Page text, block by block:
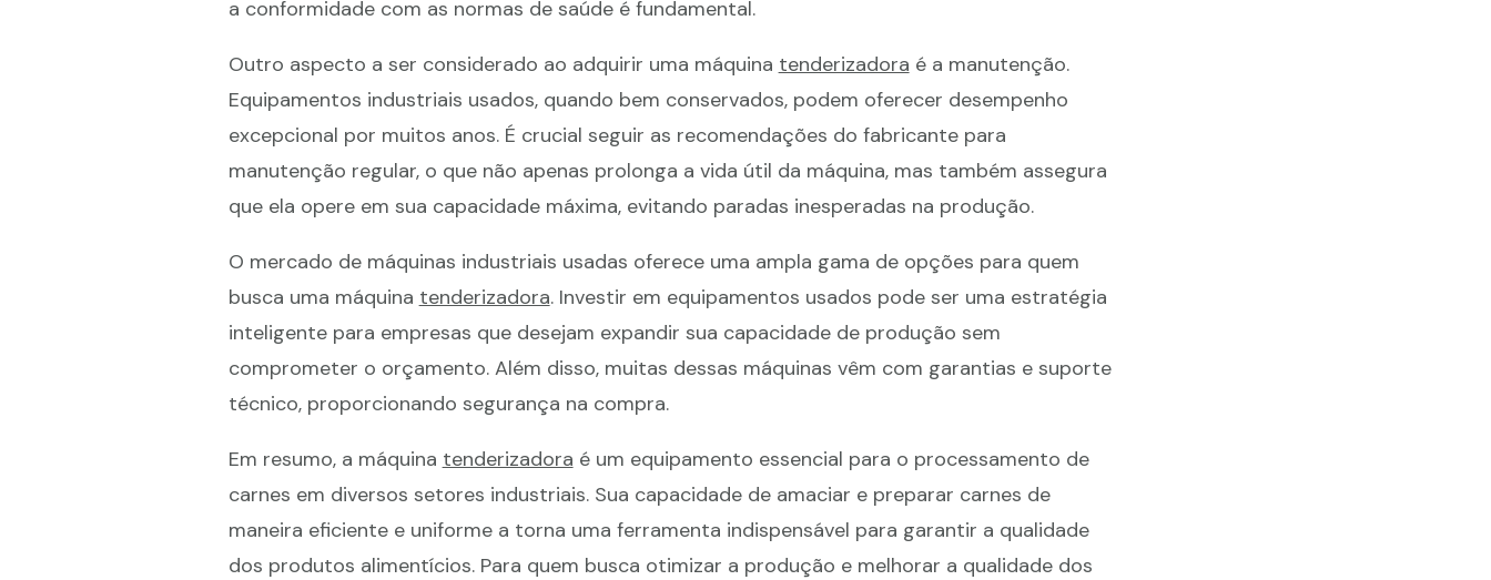
a conformidade com as normas de saúde é fundamental.
Outro aspecto a ser considerado ao adquirir uma máquina tenderizadora é a manutenção.
Equipamentos industriais usados, quando bem conservados, podem oferecer desempenho
excepcional por muitos anos. É crucial seguir as recomendações do fabricante para
manutenção regular, o que não apenas prolonga a vida útil da máquina, mas também assegura
que ela opere em sua capacidade máxima, evitando paradas inesperadas na produção.
O mercado de máquinas industriais usadas oferece uma ampla gama de opções para quem
busca uma máquina tenderizadora. Investir em equipamentos usados pode ser uma estratégia
inteligente para empresas que desejam expandir sua capacidade de produção sem
comprometer o orçamento. Além disso, muitas dessas máquinas vêm com garantias e suporte
técnico, proporcionando segurança na compra.
Em resumo, a máquina tenderizadora é um equipamento essencial para o processamento de
carnes em diversos setores industriais. Sua capacidade de amaciar e preparar carnes de
maneira eficiente e uniforme a torna uma ferramenta indispensável para garantir a qualidade
dos produtos alimentícios. Para quem busca otimizar a produção e melhorar a qualidade dos